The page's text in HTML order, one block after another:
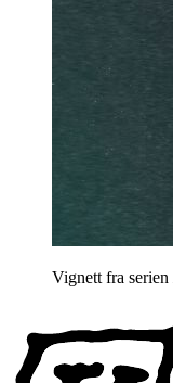
Vignett fra serien